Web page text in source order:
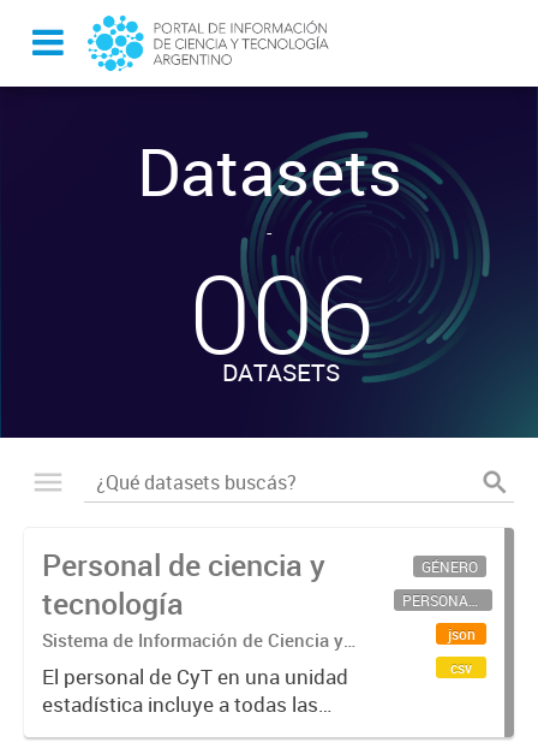
Datasets
-
006
DATASETS
Personal de ciencia y
tecnología
Sistema de Información de Ciencia y
Tecnología Argentino (SICYTAR)
El personal de CyT en una unidad
estadística incluye a todas las
personas involucradas
GÉNERO
PERSONAL CIENTÍFICO-TECNOLÓGICO
json
csv